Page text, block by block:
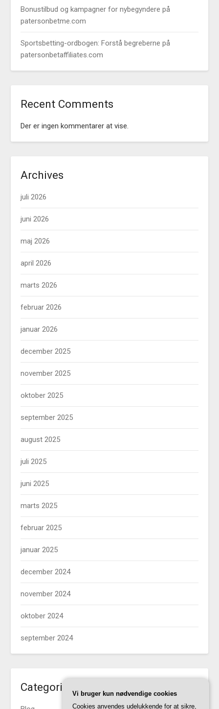
Bonustilbud og kampagner for nybegyndere på
patersonbetme.com
Sportsbetting-ordbogen: Forstå begreberne på
patersonbetaffiliates.com
Recent Comments
Der er ingen kommentarer at vise.
Archives
juli 2026
juni 2026
maj 2026
april 2026
marts 2026
februar 2026
januar 2026
december 2025
november 2025
oktober 2025
september 2025
august 2025
juli 2025
juni 2025
marts 2025
februar 2025
januar 2025
december 2024
november 2024
oktober 2024
september 2024
Categories
Vi bruger kun nødvendige cookies
Cookies anvendes udelukkende for at sikre,